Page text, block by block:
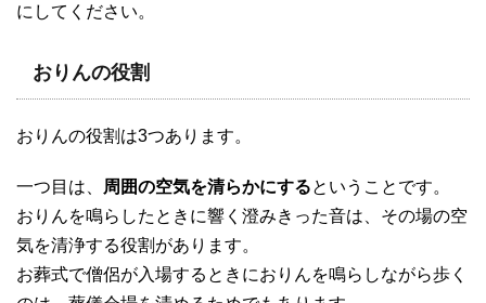
にしてください。
おりんの役割
おりんの役割は3つあります。
一つ目は、 周囲の空気を清らかにするということです。
おりんを鳴らしたときに響く澄みきった音は、その場の空
気を清浄する役割があります。
お葬式で僧侶が入場するときにおりんを鳴らしながら歩く